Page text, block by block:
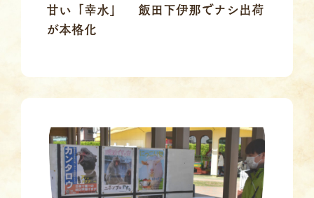
甘い「幸水」 飯田下伊那でナシ出荷
が本格化